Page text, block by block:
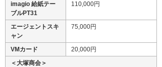
imagio 給紙テー
ブルPT31
110,000円
エージェントスキ
ャン
75,000円
VMカード
20,000円
＜大塚商会＞